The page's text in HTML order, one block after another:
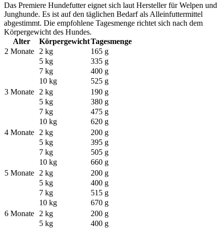
Das Premiere Hundefutter eignet sich laut Hersteller für Welpen und
Junghunde. Es ist auf den täglichen Bedarf als Alleinfuttermittel
abgestimmt. Die empfohlene Tagesmenge richtet sich nach dem
Körpergewicht des Hundes.
Alter
KörpergewichtTagesmenge
2 Monate
2 kg
165 g
5 kg
335 g
7 kg
400 g
10 kg
525 g
3 Monate
2 kg
190 g
5 kg
380 g
7 kg
475 g
10 kg
620 g
4 Monate
2 kg
200 g
5 kg
395 g
7 kg
505 g
10 kg
660 g
5 Monate
2 kg
200 g
5 kg
400 g
7 kg
515 g
10 kg
670 g
6 Monate
2 kg
200 g
5 kg
400 g